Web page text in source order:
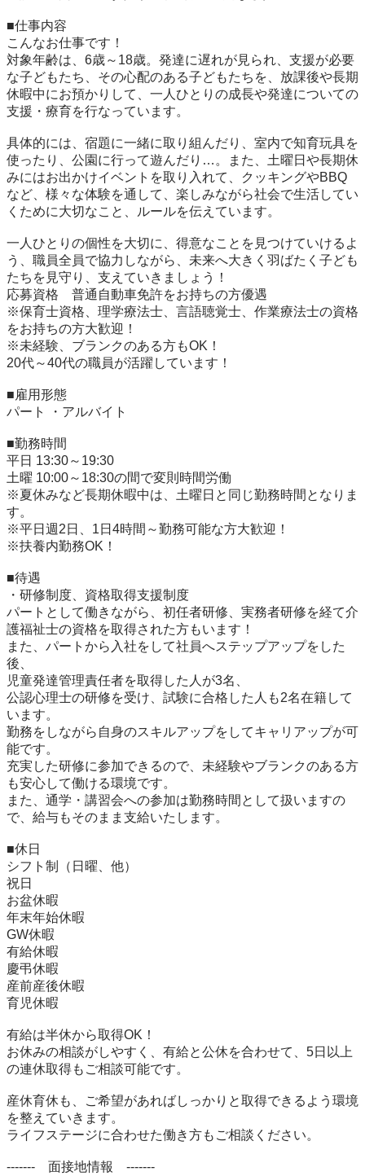
■仕事内容
こんなお仕事です！
対象年齢は、6歳～18歳。発達に遅れが見られ、支援が必要
な子どもたち、その心配のある子どもたちを、放課後や長期
休暇中にお預かりして、一人ひとりの成長や発達についての
支援・療育を行なっています。
具体的には、宿題に一緒に取り組んだり、室内で知育玩具を
使ったり、公園に行って遊んだり…。また、土曜日や長期休
みにはお出かけイベントを取り入れて、クッキングやBBQ
など、様々な体験を通して、楽しみながら社会で生活してい
くために大切なこと、ルールを伝えています。
一人ひとりの個性を大切に、得意なことを見つけていけるよ
う、職員全員で協力しながら、未来へ大きく羽ばたく子ども
たちを見守り、支えていきましょう！
応募資格	普通自動車免許をお持ちの方優遇
※保育士資格、理学療法士、言語聴覚士、作業療法士の資格
をお持ちの方大歓迎！
※未経験、ブランクのある方もOK！
20代～40代の職員が活躍しています！
■雇用形態
パート ・アルバイト
■勤務時間
平日 13:30～19:30
土曜 10:00～18:30の間で変則時間労働
※夏休みなど長期休暇中は、土曜日と同じ勤務時間となりま
す。
※平日週2日、1日4時間～勤務可能な方大歓迎！
※扶養内勤務OK！
■待遇
・研修制度、資格取得支援制度
パートとして働きながら、初任者研修、実務者研修を経て介
護福祉士の資格を取得された方もいます！
また、パートから入社をして社員へステップアップをした
後、
児童発達管理責任者を取得した人が3名、
公認心理士の研修を受け、試験に合格した人も2名在籍して
います。
勤務をしながら自身のスキルアップをしてキャリアップが可
能です。
充実した研修に参加できるので、未経験やブランクのある方
も安心して働ける環境です。
また、通学・講習会への参加は勤務時間として扱いますの
で、給与もそのまま支給いたします。
■休日
シフト制（日曜、他）
祝日
お盆休暇
年末年始休暇
GW休暇
有給休暇
慶弔休暇
産前産後休暇
育児休暇
有給は半休から取得OK！
お休みの相談がしやすく、有給と公休を合わせて、5日以上
の連休取得もご相談可能です。
産休育休も、ご希望があればしっかりと取得できるよう環境
を整えていきます。
ライフステージに合わせた働き方もご相談ください。
-------　面接地情報　-------